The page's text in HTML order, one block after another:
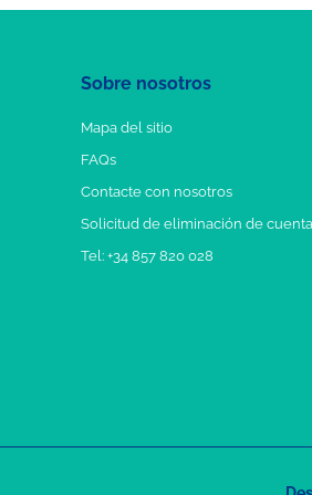
Sobre nosotros
Mapa del sitio
FAQs
Contacte con nosotros
Solicitud de eliminación de cuenta
Tel: +34 857 820 028